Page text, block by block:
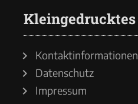
Kleingedrucktes
Kontaktinformationen
Datenschutz
Impressum